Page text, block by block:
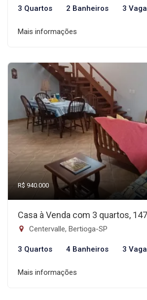
3 Quartos 2 Banheiros 3
Mais informações
R$ 940.000
Casa à Venda com 3 quartos,
Centervalle, Bertioga-SP
3 Quartos 4 Banheiros 3
Mais informações